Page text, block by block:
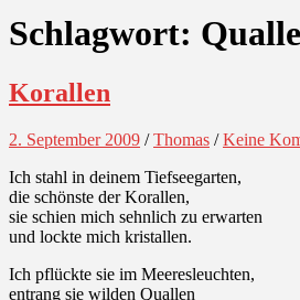
Schlagwort:
Korallen
2. September 2009 /Thomas /Keine
Ich stahl in deinem Tiefseegarten,
die schönste der Korallen,
sie schien mich sehnlich zu erwarten
und lockte mich kristallen.
Ich pflückte sie im Meeresleuchten,
entrang sie wilden Quallen